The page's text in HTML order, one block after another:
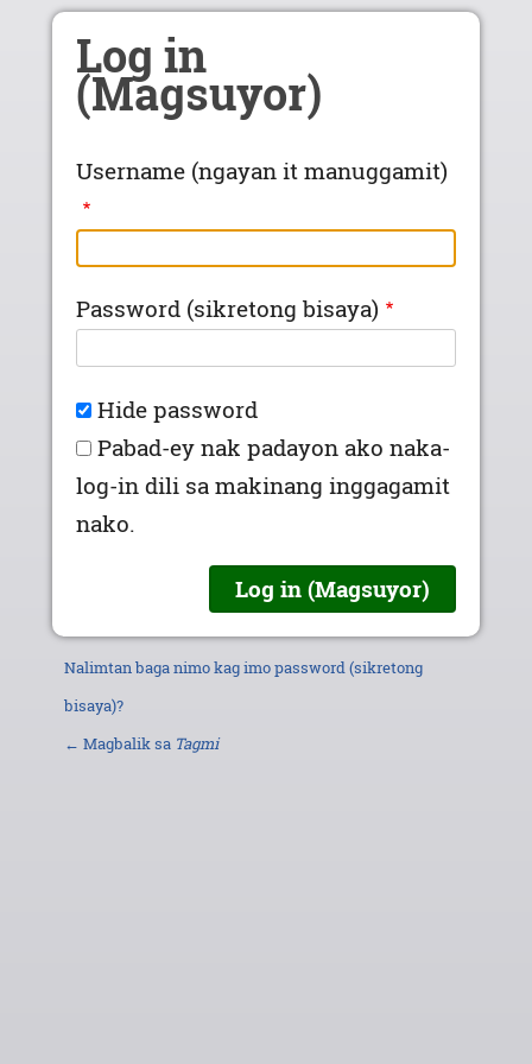
Skip to main content
Log in
(Magsuyor)
Username (ngayan it manuggamit)
Password (sikretong bisaya)
Hide password
Pabad-ey nak padayon ako naka-
log-in dili sa makinang inggagamit
nako.
Nalimtan baga nimo kag imo password (sikretong
bisaya)?
← Magbalik sa Tagmi